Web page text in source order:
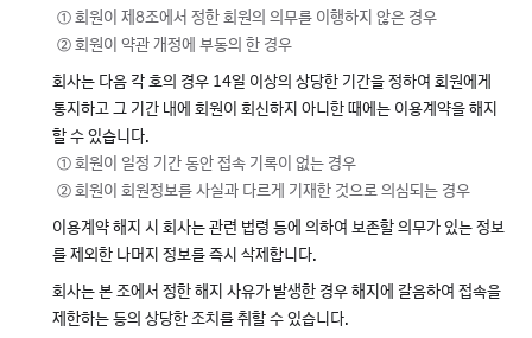
① 회원이 제8조에서 정한 회원의 의무를 이행하지 않은 경우
② 회원이 약관 개정에 부동의 한 경우
회사는 다음 각 호의 경우 14일 이상의 상당한 기간을 정하여 회원에게
통지하고 그 기간 내에 회원이 회신하지 아니한 때에는 이용계약을 해지
할 수 있습니다.
① 회원이 일정 기간 동안 접속 기록이 없는 경우
② 회원이 회원정보를 사실과 다르게 기재한 것으로 의심되는 경우
이용계약 해지 시 회사는 관련 법령 등에 의하여 보존할 의무가 있는 정보
를 제외한 나머지 정보를 즉시 삭제합니다.
회사는 본 조에서 정한 해지 사유가 발생한 경우 해지에 갈음하여 접속을
제한하는 등의 상당한 조치를 취할 수 있습니다.